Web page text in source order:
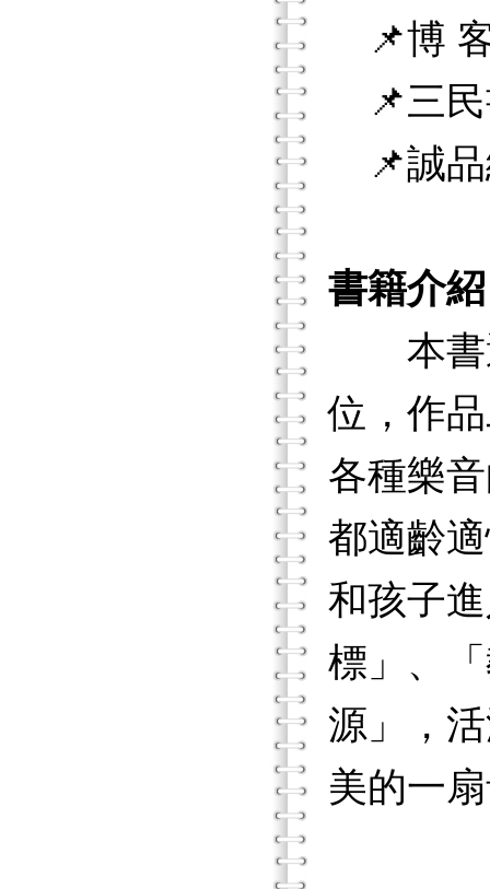
📌博
📌三民
📌誠品
書籍介紹
本書選
位，作
各種樂
都適齡
和孩子
標」、
源」，
美的一